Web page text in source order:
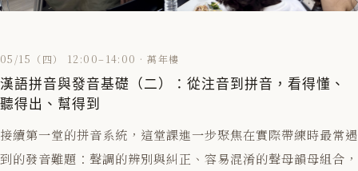
05/15（四） 12:00–14:00 · 萬年樓
漢語拼音與發音基礎（二）：從注音到拼音，看得懂、
聽得出、幫得到
接續第一堂的拼音系統，這堂課進一步聚焦在實際帶練時最常遇
到的發音難題：聲調的辨別與糾正、容易混淆的聲母韻母組合，